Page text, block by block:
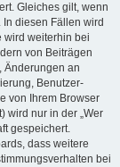
Gleiches gilt, wenn
diesen Fällen wird
wird weiterhin bei
von Beiträgen
Änderungen an
Benutzer-
von Ihrem Browser
wird nur in der „Wer
gespeichert.
dass weitere
bei